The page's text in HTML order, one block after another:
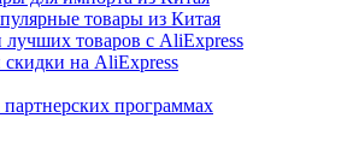
товары из Китая
товаров с AliExpress
на AliExpress
партнерских программах